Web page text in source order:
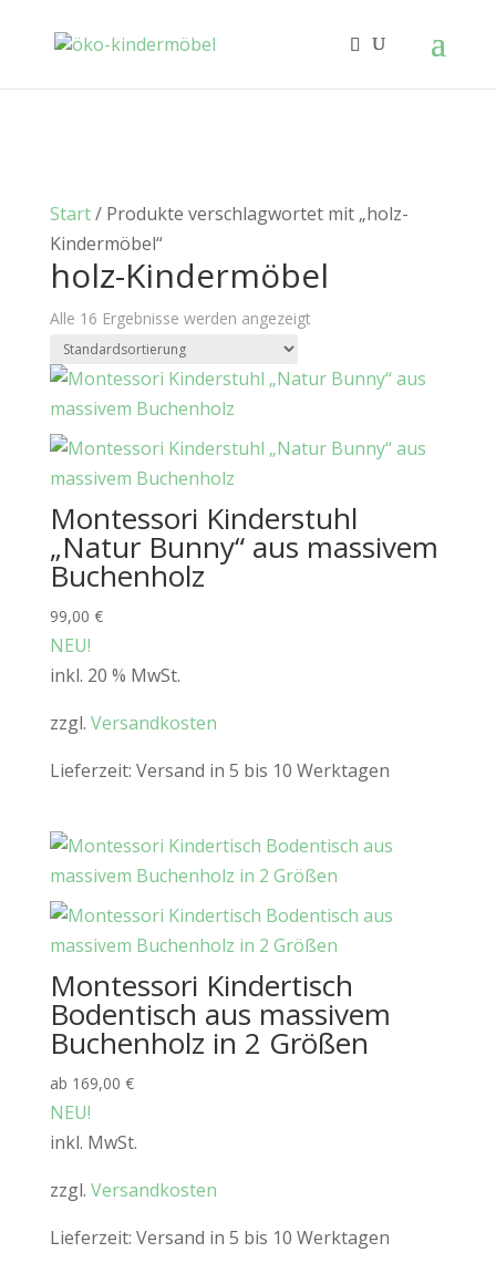
Start/ Produkte verschlagwortet mit „holz-
Kindermöbel“
holz-Kindermöbel
Alle 16 Ergebnisse werden angezeigt
Montessori Kinderstuhl
„Natur Bunny“ aus massivem
Buchenholz
99,00 €
NEU!
inkl. 20 % MwSt.
zzgl. Versandkosten
Lieferzeit: Versand in 5 bis 10 Werktagen
Montessori Kindertisch
Bodentisch aus massivem
Buchenholz in 2 Größen
ab 169,00 €
NEU!
inkl. MwSt.
zzgl. Versandkosten
Lieferzeit: Versand in 5 bis 10 Werktagen